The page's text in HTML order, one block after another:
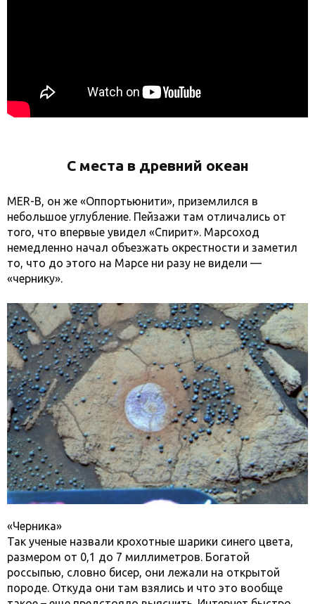
С места в древний океан
MER-B, он же «Оппортьюнити», приземлился в
небольшое углубление. Пейзажи там отличались от
того, что впервые увидел «Спирит». Марсоход
немедленно начал объезжать окрестности и заметил
то, что до этого на Марсе ни разу не видели —
«чернику».
«Черника»
Так ученые назвали крохотные шарики синего цвета,
размером от 0,1 до 7 миллиметров. Богатой
россыпью, словно бисер, они лежали на открытой
породе. Откуда они там взялись и что это вообще